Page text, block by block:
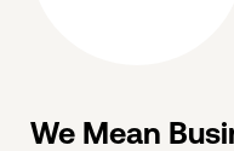
We Mean